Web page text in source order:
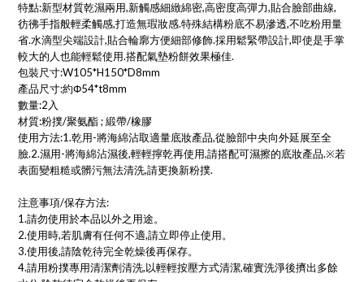
特點:新型材質乾濕兩用,新觸感細緻綿密,高密度高彈力,貼合臉部曲線,
彷彿手指般輕柔觸感,打造無瑕妝感.特殊結構粉底不易滲透,不吃粉用量
省.水滴型尖端設計,貼合輪廓方便細部修飾.採用鬆緊帶設計,即使是手掌
較大的人也能輕鬆使用.搭配氣墊粉餅效果極佳.
包裝尺寸:W105*H150*D8mm
產品尺寸:約Φ54*t8mm
數量:2入
材質:粉撲/聚氨酯 ; 緞帶/橡膠
使用方法:1.乾用-將海綿沾取適量底妝產品,從臉部中央向外延展至全
臉.2.濕用-將海綿沾濕後,輕輕擰乾再使用,請搭配可濕擦的底妝產品.※若
表面變粗糙或髒污無法清洗,請更換新粉撲.
注意事項/保存方法:
1.請勿使用於本品以外之用途。
2.使用時,若肌膚有任何不適,請立即停止使用。
3.使用後,請陰乾待完全乾燥後再保存。
4.請用粉撲專用清潔劑清洗,以輕輕按壓方式清潔,確實洗淨後擠出多餘